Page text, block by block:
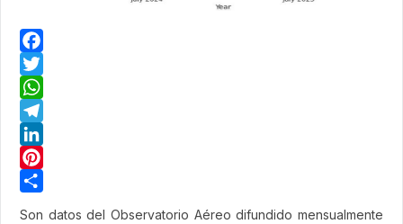
Facebook
Twitter
WhatsApp
Telegram
LinkedIn
Pinterest
Son datos del Observatorio Aéreo difundido mensualmente